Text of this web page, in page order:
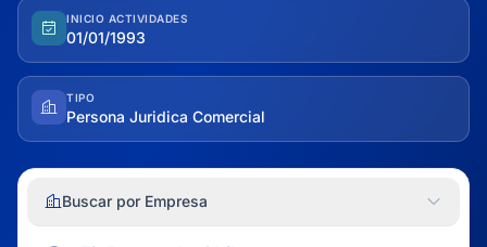
INICIO ACTIVIDADES
01/01/1993
TIPO
Persona Juridica Comercial
Buscar por Empresa